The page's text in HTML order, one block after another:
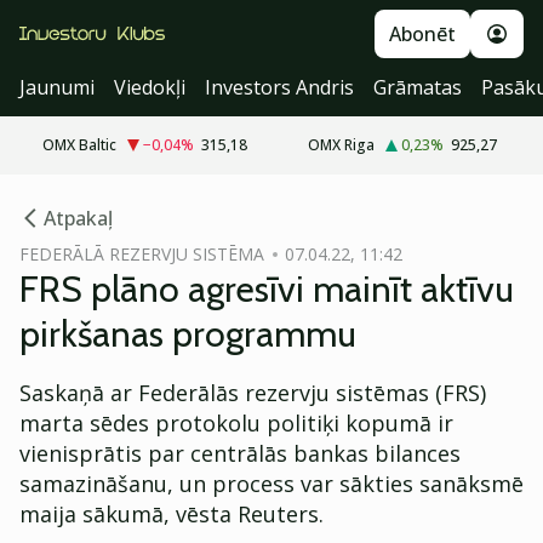
Abonēt
Jaunumi
Viedokļi Investors Andris Grāmatas
OMX Baltic −0,04% 315,18 OMX Riga 0,23% 925,27
Atpakaļ
FEDERĀLĀ REZERVJU SISTĒMA 07.04.22, 11:42
FRS plāno agresīvi mainīt aktīvu
pirkšanas programmu
Saskaņā ar Federālās rezervju sistēmas (FRS)
marta sēdes protokolu politiķi kopumā ir
vienisprātis par centrālās bankas bilances
samazināšanu, un process var sākties sanāksmē
maija sākumā, vēsta Reuters.